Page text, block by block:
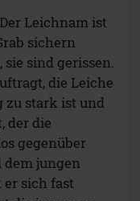
Leichnam ist
sichern
sind gerissen.
die Leiche
zu stark ist und
der die
gegenüber
dem jungen
sich fast